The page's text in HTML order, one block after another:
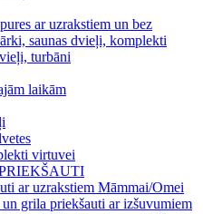
ar uzrakstiem un bez
saunas dvieļi, komplekti
turbāni
laikām
virtuvei
ar uzrakstiem Māmmai/Omei
un grila priekšauti ar izšuvumiem